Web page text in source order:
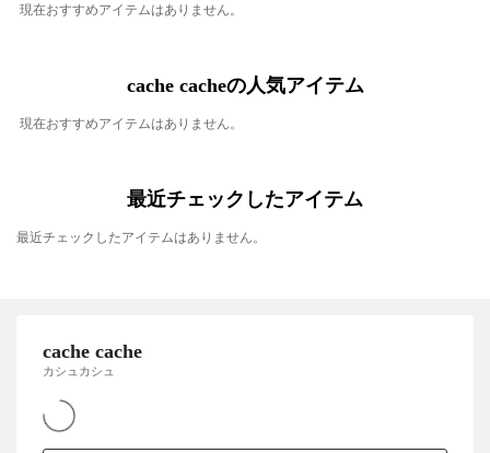
現在おすすめアイテムはありません。
cache cacheの人気アイテム
現在おすすめアイテムはありません。
最近チェックしたアイテム
最近チェックしたアイテムはありません。
cache cache
カシュカシュ